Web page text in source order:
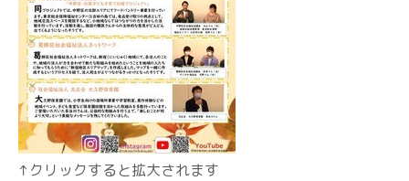
↑クリックすると拡大されます